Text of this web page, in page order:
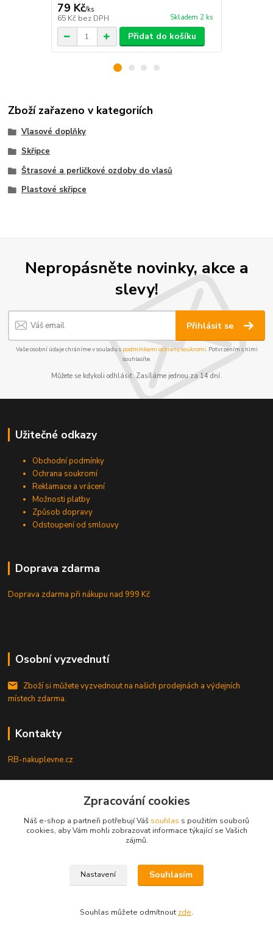
79 Kč/ks
65 Kč bez DPH Skladem 2 ks
Přidat do košíku
Zboží zařazeno v kategoriích
Vlasové doplňky
Skřipce
Štrasové a perličkové ozdoby do vlasů
Plastové skřipce
Nepropásněte novinky, akce a
slevy!
Přihlásit se
Vaše osobní údaje chráníme v souladu s podmínkami ochrany soukromí. Potvrzením s nimi
souhlasíte.
Můžete se kdykoli odhlásit. Zasíláme jednou za 14 dní.
Užitečné odkazy
Obchodní podmínky
Ochrana soukromí
Reklamace a vrácení
Možnosti platby
Způsob dopravy
Odstoupení od smlouvy
Doprava zdarma
Doprava zdarma při nákupunad 999 Kč
Osobní vyzvednutí
Zboží si můžete vyzvednout na našich prodejnách a výdejních
místech zdarma.
Kontakty
RB-nakuplevne.cz
+420 222722421
info@rb-nakuplevne.cz
Zpracování cookies
Náš e-shop a partneři potřebují Váš souhlas s použitím souborů
cookies, aby Vám mohli zobrazovat informace týkající se Vašich
zájmů.
Nastavení Souhlasím
Souhlas můžete odmítnout zde.